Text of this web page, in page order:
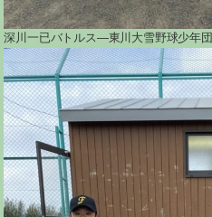
深川一已バトルス―東川大雪野球少年団